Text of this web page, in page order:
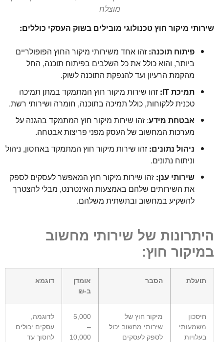
מוצלח
שירותי מיקור חוץ טכנולוגי מובילים בשוק העסקי כוללים:
פיתוח תוכנה: זהו אחד משירותי מיקור החוץ הפופולריים
ביותר, והוא כולל את כל השלבים בפיתוח תוכנה, החל
מהקמת הרעיון ועד להנפקת התוכנה לשוק.
תמיכת IT:
זהו שירות מיקור חוץ המתמקד במתן תמיכה
טכנית ללקוחות, כולל תמיכה בתוכנה, חומרה ושירותי רשת.
אבטחת מידע: זהו שירות מיקור חוץ המתמקד בהגנה על
מערכות המחשוב של העסק מפני פריצות אבטחה.
ניהול נתונים: זהו שירות מיקור חוץ המתמקד באחסון, ניהול
וניתוח נתונים.
שירותי ענן: זהו שירות מיקור חוץ המאפשר לעסקים לספק
את השירותים שלהם באמצעות האינטרנט, מבלי להצטרך
להשקיע במחשוב ובתשתית משלהם.
היתרונות של שירותי מחשוב
במיקור חוץ:
תועלת הסבר
אומדן
ב-₪
דוגמא
חיסכון
משמעותי
בעלויות
מיקור חוץ של
שירותי מחשוב יכול
לספק לעסקים
5,000
–
10,000
לדוגמה,
עסקים יכולים
לחסוך עד